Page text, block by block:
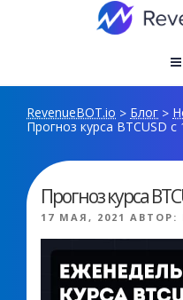
RevenueBOT.io > Блог >
Прогноз курса BTCUSD
Прогноз курса
ОПУБЛИКОВАНО
17 МАЯ, 2021 АВТОР: